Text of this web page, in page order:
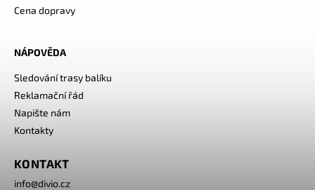
Cena dopravy
NÁPOVĚDA
Sledování trasy balíku
Reklamační řád
Napište nám
Kontakty
KONTAKT
info@divio.cz